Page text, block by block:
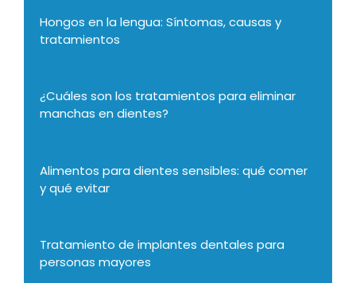
Hongos en la lengua: Síntomas, causas y
tratamientos
¿Cuáles son los tratamientos para eliminar
manchas en dientes?
Alimentos para dientes sensibles: qué comer
y qué evitar
Tratamiento de implantes dentales para
personas mayores